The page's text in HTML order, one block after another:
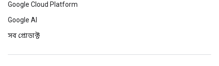
Google Cloud Platform
Google AI
সব প্রোডাক্ট